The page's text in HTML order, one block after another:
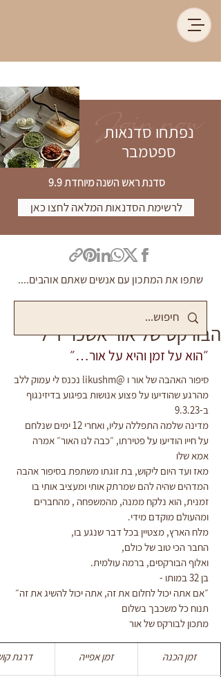
Join now
נפתחו סדנאות
ספטמבר
סדנת ראש השנה מיוחדת 9.9
לרשימת הסדנאות המלאה לחצו כאן
שתפו את המתכון עם אנשים שאתם אוהבים....
הבורקס של אור אשכר ז"ל
״הוא על זמן והיא על אור…״
סיפור האהבה של אור ו @likushm נכנס לי עמוק ללב
מהרגע שהודיעו על פצוע אנושות בפיגוע בדיזינגוף
ב-9.3.23
מדינה שלמה התפללה עליו, ואחרי 12 ימים שנלחם
על חייו הודיעו על פטירתו, ״כבה לנו האור״ אמרה
אמא שלו
מאז ועד היום ליקוש, בת זוגתו משתפת בסיפור אהבה
המדהים שהיה להם שמרתק אותי ומעציב אותי בו
זמנית, הוא נלקח ממנה, מהמשפחה , מהחברים
ומהעולם מוקדם מידי.
מלח הארץ, מצטיין בכל דבר שנגע בו,
החבר הכי טוב של כולם,
ואלוף הבורקסים, ברמה עולמית.
בן 32 במותו -
״אם אתה יכול לחלום את זה, אתה יכול להשיג את זה״
תנוח כל משכבך בשלום
מתכון לבורקס של אור
זמן הכנה זמן אפייה דרגת